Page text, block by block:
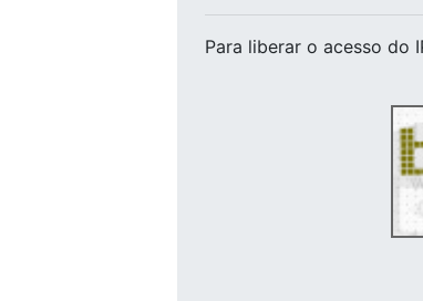
Para liberar o acesso do